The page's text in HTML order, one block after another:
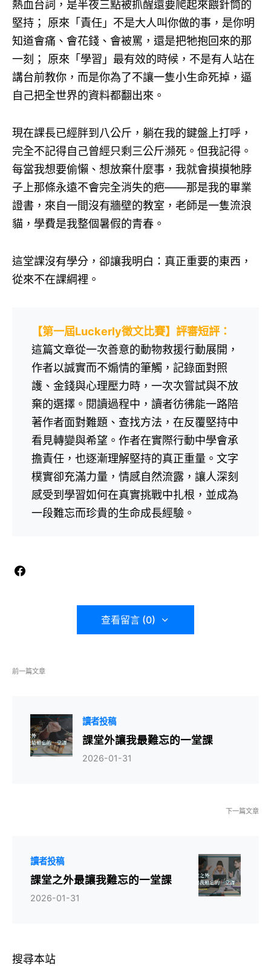
熱血台詞，是半夜三點被抓醒還要爬起來餵針筒的
堅持； 原來「責任」不是大人叫你做的事，是你明
知道會痛、會花錢、會被罵，還是把牠抱回來的那
一刻； 原來「學習」最有效的時候，不是有人站在
講台前教你，而是你為了不讓一隻小生命死掉，逼
自己把全世界的資料都翻出來。
現在課長已經胖到八公斤，躺在我的鍵盤上打呼，
完全不記得自己曾經只剩三公斤瀕死。但我記得。
每當我想要偷懶、想放棄什麼事，我就會摸摸牠脖
子上那條永遠不會完全消失的疤——那是我的畢業
證書，來自一間沒有牆壁的教室，老師是一隻流浪
貓，學費是我整個暑假的青春。
這堂課沒有學分，卻讓我明白：真正重要的東西，
從來不在課綱裡。
【第一屆Luckerly徵文比賽】評審短評：
這篇文章從一次善意的動物救援行動展開，
作者以誠實而不煽情的筆觸，記錄面對照
護、金錢與心理壓力時，一次次嘗試與不放
棄的選擇。閱讀過程中，讀者彷彿能一路陪
著作者面對難題、查找方法，在反覆堅持中
看見轉變與希望。作者在實際行動中學會承
擔責任，也逐漸理解堅持的真正重量。文字
樸實卻充滿力量，情感自然流露，讓人深刻
感受到學習如何在真實挑戰中扎根，並成為
一段難忘而珍貴的生命成長經驗。
查看留言 (0)
前一篇文章
讀者投稿
課堂外讓我最難忘的一堂課
2026-01-31
下一篇文章
讀者投稿
課堂之外最讓我難忘的一堂課
2026-01-31
搜尋本站